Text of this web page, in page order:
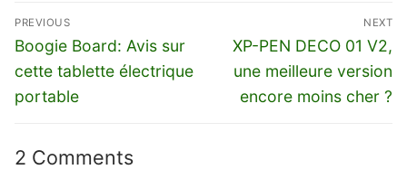
Navigation
de
l’article
PREVIOUS
Previous
post:
Boogie Board: Avis sur
cette tablette électrique
portable
NEXT
Next
post:
XP-PEN DECO 01 V2,
une meilleure version
encore moins cher ?
2 Comments